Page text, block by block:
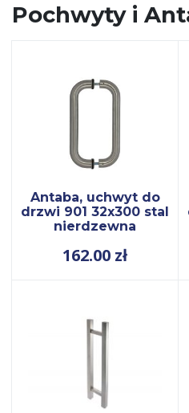
Pochwyty i
Antaba, uchwyt do
drzwi 901 32x300 stal
nierdzewna
162.00 zł